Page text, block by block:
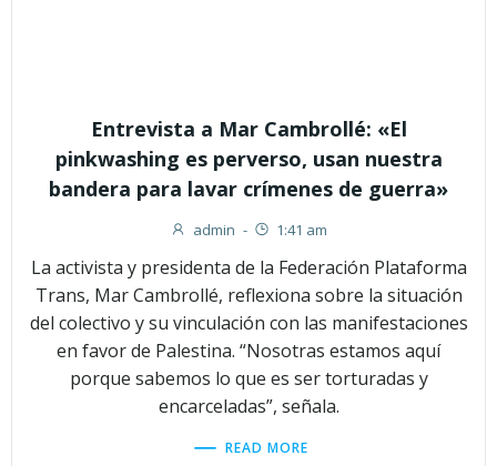
Entrevista a Mar Cambrollé: «El
pinkwashing es perverso, usan nuestra
bandera para lavar crímenes de guerra»
admin - 1:41 am
La activista y presidenta de la Federación Plataforma
Trans, Mar Cambrollé, reflexiona sobre la situación
del colectivo y su vinculación con las manifestaciones
en favor de Palestina. “Nosotras estamos aquí
porque sabemos lo que es ser torturadas y
encarceladas”, señala.
READ MORE